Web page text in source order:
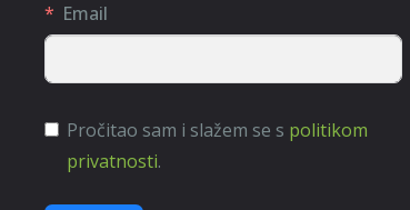
Email
Pročitao sam i slažem se s politikom
privatnosti.